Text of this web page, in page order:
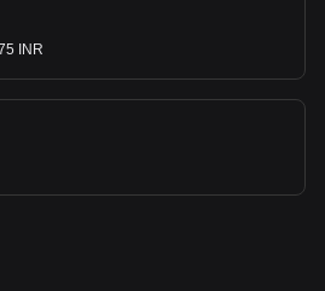
INR